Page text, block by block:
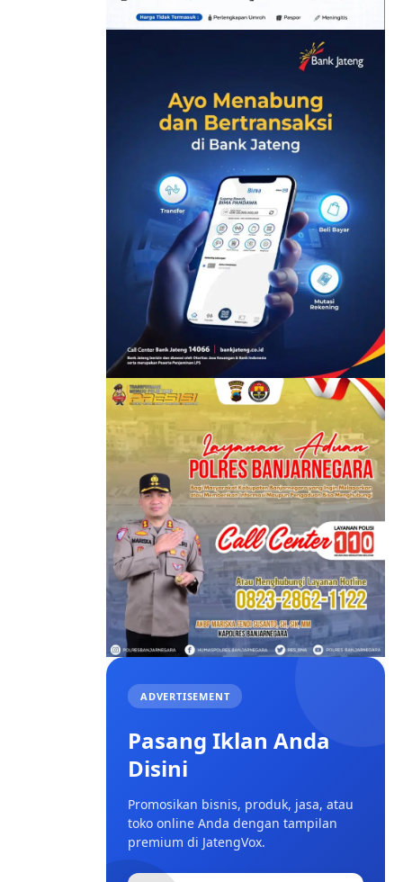
ADVERTISEMENT
Pasang Iklan Anda
Disini
Promosikan bisnis, produk, jasa, atau
toko online Anda dengan tampilan
premium di JatengVox.